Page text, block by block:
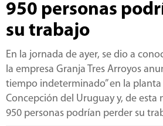
950 personas
su trabajo
En la jornada de ayer, se dio a
la empresa Granja Tres Arroyos
tiempo indeterminado” en la planta
Concepción del Uruguay y, de esta
950 personas podrían perder su